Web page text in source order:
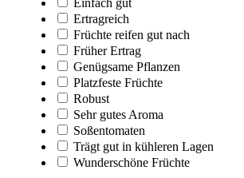
Ertragreich
Früchte reifen gut nach
Früher Ertrag
Genügsame Pflanzen
Platzfeste Früchte
Robust
Sehr gutes Aroma
Soßentomaten
Trägt gut in kühleren Lagen
Wunderschöne Früchte